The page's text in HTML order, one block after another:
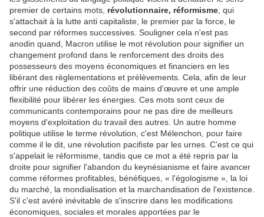
premier de certains mots, révolutionnaire, réformisme , qui
s'attachait à la lutte anti capitaliste, le premier par la force, le
second par réformes successives. Souligner cela n'est pas
anodin quand, Macron utilise le mot révolution pour signifier un
changement profond dans le renforcement des droits des
possesseurs des moyens économiques et financiers en les
libérant des règlementations et prélèvements. Cela, afin de leur
offrir une réduction des coûts de mains d'œuvre et une ample
flexibilité pour libérer les énergies. Ces mots sont ceux de
communicants contemporains pour ne pas dire de meilleurs
moyens d'exploitation du travail des autres. Un autre homme
politique utilise le terme révolution, c'est Mélenchon, pour faire
comme il le dit, une révolution pacifiste par les urnes. C'est ce qui
s'appelait le réformisme, tandis que ce mot a été repris par la
droite pour signifier l'abandon du keynésianisme et faire avancer
comme réformes profitables, bénéfiques, « l'égologisme », la loi
du marché, la mondialisation et la marchandisation de l'existence.
S'il c'est avéré inévitable de s'inscrire dans les modifications
économiques, sociales et morales apportées par le